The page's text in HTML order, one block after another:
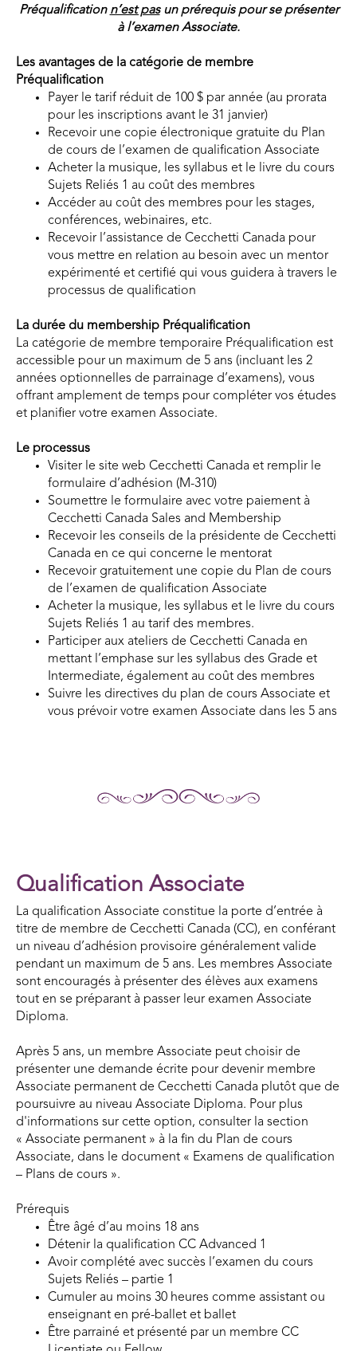
Préqualification n’est pasun prérequis pour se présenter
à l’examen Associate.
Les avantages de la catégorie de membre
Préqualification
Payer le tarif réduit de 100 $ par année (au prorata
pour les inscriptions avant le 31 janvier)
Recevoir une copie électronique gratuite du Plan
de cours de l’examen de qualification Associate
Acheter la musique, les syllabus et le livre du cours
Sujets Reliés 1 au coût des membres
Accéder au coût des membres pour les stages,
conférences, webinaires, etc.
Recevoir l’assistance de Cecchetti Canada pour
vous mettre en relation au besoin avec un mentor
expérimenté et certifié qui vous guidera à travers le
processus de qualification
La durée du membership Préqualification
La catégorie de membre temporaire Préqualification est
accessible pour un maximum de 5 ans (incluant les 2
années optionnelles de parrainage d’examens), vous
offrant amplement de temps pour compléter vos études
et planifier votre examen Associate.
Le processus
Visiter le site web Cecchetti Canada et remplir le
formulaire d’adhésion (M-310)
Soumettre le formulaire avec votre paiement à
Cecchetti Canada Sales and Membership
Recevoir les conseils de la présidente de Cecchetti
Canada en ce qui concerne le mentorat
Recevoir gratuitement une copie du Plan de cours
de l’examen de qualification Associate
Acheter la musique, les syllabus et le livre du cours
Sujets Reliés 1 au tarif des membres.
Participer aux ateliers de Cecchetti Canada en
mettant l’emphase sur les syllabus des Grade et
Intermediate, également au coût des membres
Suivre les directives du plan de cours Associate et
vous prévoir votre examen Associate dans les 5 ans
Qualification Associate
La qualification Associate constitue la porte d’entrée à
titre de membre de Cecchetti Canada (CC), en conférant
un niveau d’adhésion provisoire généralement valide
pendant un maximum de 5 ans. Les membres Associate
sont encouragés à présenter des élèves aux examens
tout en se préparant à passer leur examen Associate
Diploma.
Après 5 ans, un membre Associate peut choisir de
présenter une demande écrite pour devenir membre
Associate permanent de Cecchetti Canada plutôt que de
poursuivre au niveau Associate Diploma. Pour plus
d'informations sur cette option, consulter la section
« Associate permanent » à la fin du Plan de cours
Associate, dans le document « Examens de qualification
– Plans de cours ».
Prérequis
Être âgé d’au moins 18 ans
Détenir la qualification CC Advanced 1
Avoir complété avec succès l’examen du cours
Sujets Reliés – partie 1
Cumuler au moins 30 heures comme assistant ou
enseignant en pré-ballet et ballet
Être parrainé et présenté par un membre CC